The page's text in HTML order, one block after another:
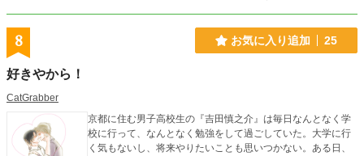
8 お気に入り追加 25
好きやから！
CatGrabber
京都に住む男子高校生の『吉田慎之介』は毎日なんとなく学
校に行って、なんとなく勉強をして過ごしていた。大学に行
く気もないし、将来やりたいことも思いつかない。ある日、